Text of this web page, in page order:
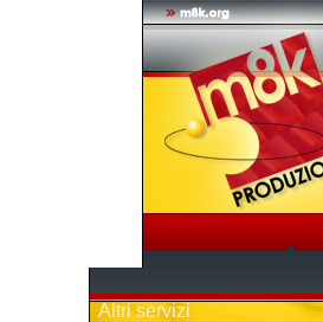
Altri servizi